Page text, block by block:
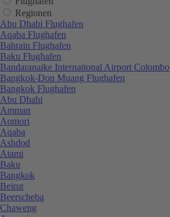
Regionen
Abu Dhabi Flughafen
Aqaba Flughafen
Bahrain Flughafen
Baku Flughafen
Bandaranaike International Airport Colombo
Bangkok-Don Muang Flughafen
Bangkok Flughafen
Abu Dhabi
Amman
Aomori
Aqaba
Ashdod
Atami
Baku
Bangkok
Beirut
Beerscheba
Chaweng